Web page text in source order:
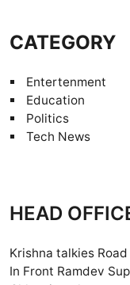
CATEGORY
Entertenment
Education
Politics
Tech News
HEAD
Krishna talkies Road
In Front Ramdev